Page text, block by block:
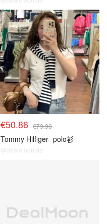
€50.86 €79.90
Tommy Hilfiger polo衫
@dealmoon.de